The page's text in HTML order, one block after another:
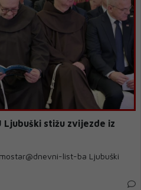
Ljubuški stižu zvijezde iz
list-ba Ljubuški